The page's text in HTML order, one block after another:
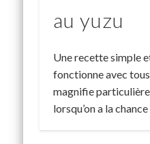
au yuzu
Une recette simple
fonctionne avec
magnifie
lorsqu’on a la chance